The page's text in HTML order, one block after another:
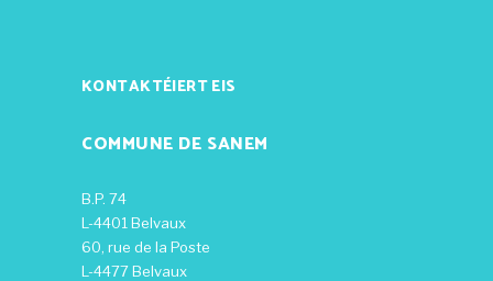
KONTAKTÉIERT EIS
COMMUNE DE SANEM
B.P. 74
L-4401 Belvaux
60, rue de la Poste
L-4477 Belvaux